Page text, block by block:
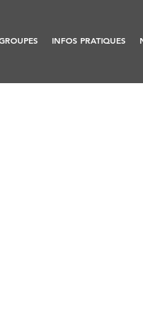
INFOS PRATIQUES